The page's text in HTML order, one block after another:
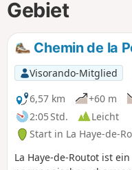
Gebiet
Chemin de la
Visorando-Mitglied
6,57 km
+60 m
2:05 Std.
Leicht
Start in La Haye-de-
La Haye-de-Routot ist